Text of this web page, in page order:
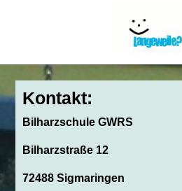
Kontakt:
Bilharzschule GWRS
Bilharzstraße 12
72488 Sigmaringen